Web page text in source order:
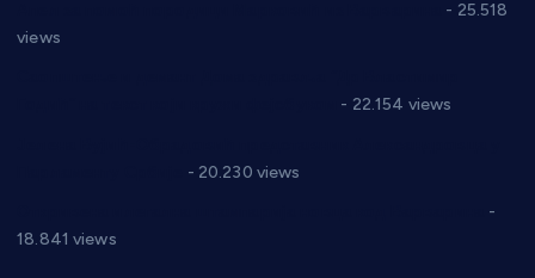
- 25.518
views
- 22.154 views
- 20.230 views
-
18.841 views